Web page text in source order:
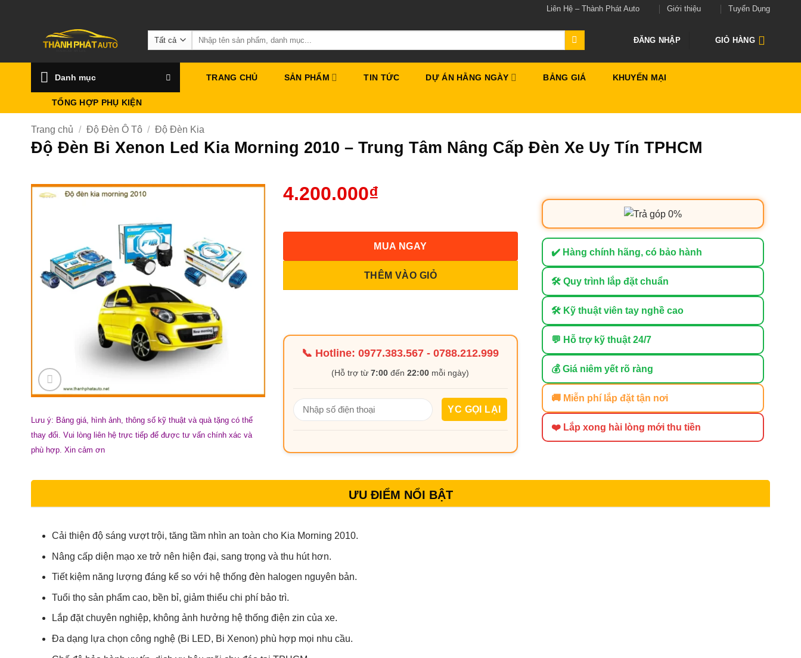
Liên Hệ – Thành Phát Auto Giới thiệu Tuyển Dụng
Tìm
kiếm:
ĐĂNG NHẬP GIỎ HÀNG
Danh mục TRANG CHỦ SẢN PHẨM TIN TỨC DỰ ÁN HẰNG NGÀY BẢNG GIÁ KHUYẾN MẠI
TỔNG HỢP PHỤ KIỆN
Trang chủ / Độ Đèn Ô Tô / Độ Đèn Kia
Độ Đèn Bi Xenon Led Kia Morning 2010 – Trung Tâm Nâng Cấp Đèn Xe Uy Tín TPHCM
Lưu ý: Bảng giá, hình ảnh, thông số kỹ thuật và quà tặng có thể
thay đổi. Vui lòng liên hệ trực tiếp để được tư vấn chính xác và
phù hợp. Xin cảm ơn
4.200.000₫
THÊM VÀO GIỎ
MUA NGAY
📞 Hotline:0977.383.567 -0788.212.999
(Hỗ trợ từ7:00 đến22:00 mỗi ngày)
✔️ Hàng chính hãng, có bảo hành
🛠 Quy trình lắp đặt chuẩn
🛠 Kỹ thuật viên tay nghề cao
💬 Hỗ trợ kỹ thuật 24/7
💰 Giá niêm yết rõ ràng
🚚 Miễn phí lắp đặt tận nơi
❤️ Lắp xong hài lòng mới thu tiền
ƯU ĐIỂM NỔI BẬT
Cải thiện độ sáng vượt trội, tăng tầm nhìn an toàn cho Kia Morning 2010.
Nâng cấp diện mạo xe trở nên hiện đại, sang trọng và thu hút hơn.
Tiết kiệm năng lượng đáng kể so với hệ thống đèn halogen nguyên bản.
Tuổi thọ sản phẩm cao, bền bỉ, giảm thiểu chi phí bảo trì.
Lắp đặt chuyên nghiệp, không ảnh hưởng hệ thống điện zin của xe.
Đa dạng lựa chọn công nghệ (Bi LED, Bi Xenon) phù hợp mọi nhu cầu.